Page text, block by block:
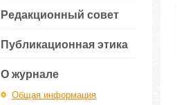
Редакционный совет
Публикационная этика
О журнале
Общая информация